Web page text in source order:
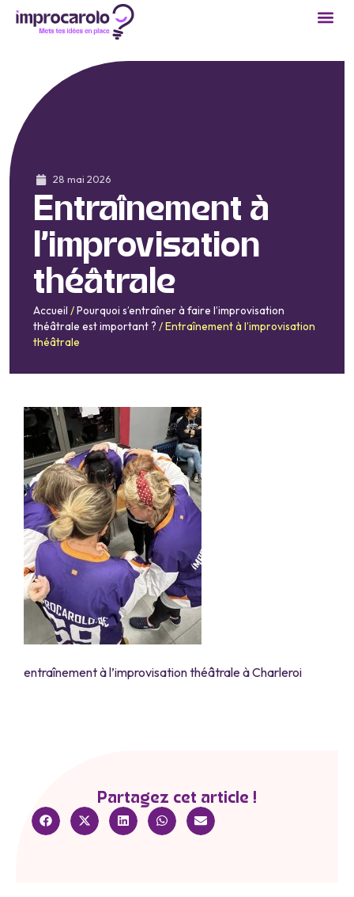
28 mai 2026
Entraînement à
l’improvisation
théâtrale
Accueil /Pourquoi s’entraîner à faire l’improvisation
théâtrale est important ? /Entraînement à l’improvisation
théâtrale
entraînement à l’improvisation théâtrale à Charleroi
Partagez cet article !